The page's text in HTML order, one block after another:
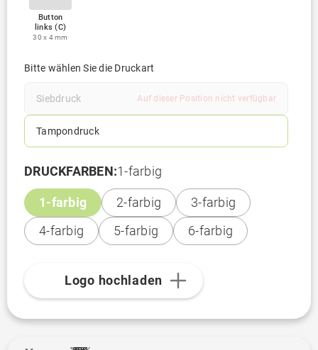
Button
links (C)
30 x 4 mm
Bitte wählen Sie die Druckart
Siebdruck Auf dieser Position nicht verfügbar
Tampondruck
DRUCKFARBEN:1-farbig
1-farbig 2-farbig
3-farbig
4-farbig
5-farbig 6-farbig
Logo hochladen